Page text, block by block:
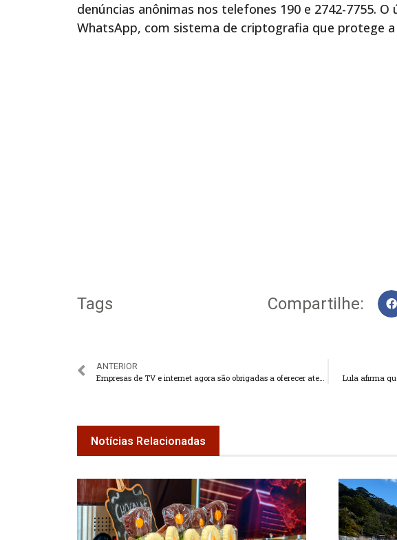
denúncias anônimas nos telefones 190 e 2742-7755.
WhatsApp, com sistema de criptografia que protege
Tags Compartilhe:
ANTERIOR
Empresas de TV e internet agora são obrigadas a oferecer atendimento presencial
Lula afirma
Notícias Relacionadas